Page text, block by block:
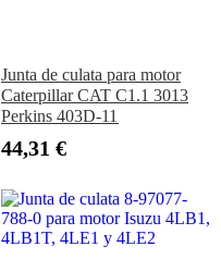
Junta de culata para motor
Caterpillar CAT C1.1 3013
Perkins 403D-11
44,31 €